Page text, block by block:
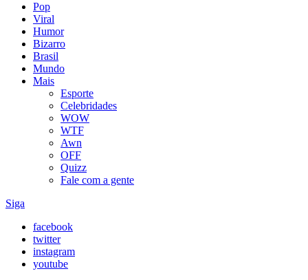
Pop
Viral
Humor
Bizarro
Brasil
Mundo
Mais
Esporte
Celebridades
WOW
WTF
Awn
OFF
Quizz
Fale com a gente
Siga
facebook
twitter
instagram
youtube